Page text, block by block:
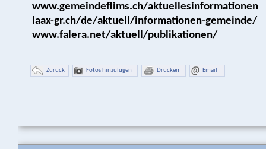
www.gemeindeflims.ch/aktuellesinformationen
laax-gr.ch/de/aktuell/informationen-gemeinde/
www.falera.net/aktuell/publikationen/
Zurück Fotos hinzufügen Drucken Email